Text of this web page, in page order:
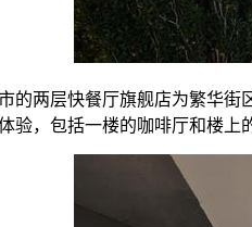
的两层快餐厅旗舰店为繁华街
验，包括一楼的咖啡厅和楼上